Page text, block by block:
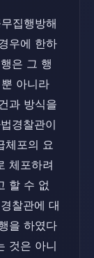
집행방해
우에 한하
은 그 행
아니라
과 방식을
경찰관이
체포의 요
체포하려
할 수 없
찰관에 대
을 하였다
것은 아니